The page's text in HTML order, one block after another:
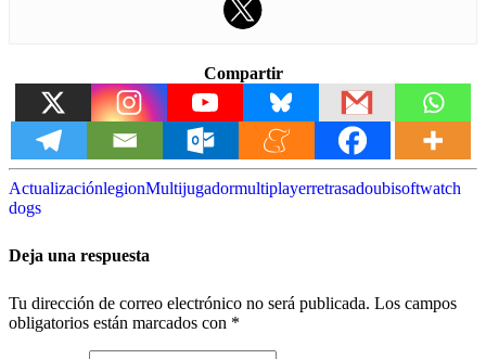
Compartir
ActualizaciónlegionMultijugadormultiplayerretrasadoubisoftwatch
dogs
Deja una respuesta
Tu dirección de correo electrónico no será publicada. Los campos
obligatorios están marcados con *